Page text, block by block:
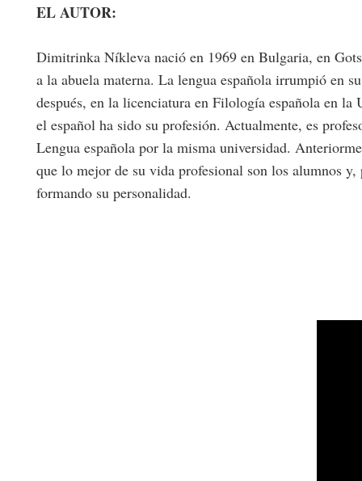
EL AUTOR:
Dimitrinka Níkleva nació en 1969 en Bulgaria, en
a la abuela materna. La lengua española irrumpió en
después, en la licenciatura en Filología española en
el español ha sido su profesión. Actualmente, es
Lengua española por la misma universidad.
que lo mejor de su vida profesional son los alumnos
formando su personalidad.